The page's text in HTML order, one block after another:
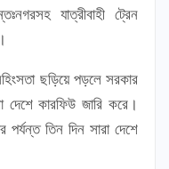
যাত্রীবাহী ট্রেন
ছড়িয়ে পড়লে সরকার
কারফিউ জারি করে।
তিন দিন সারা দেশে